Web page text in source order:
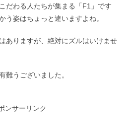
だわる人たちが集まる「F1」です
う姿はちょっと違いますよね。
ありますが、絶対にズルはいけませ
難うございました。
ンサーリンク